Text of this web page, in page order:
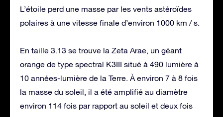
L’étoile perd une masse par les vents astéroïdes
polaires à une vitesse finale d’environ 1000 km / s.
En taille 3.13 se trouve la Zeta Arae, un géant
orange de type spectral K3III situé à 490 lumière à
10 années-lumière de la Terre. À environ 7 à 8 fois
la masse du soleil, il a été amplifié au diamètre
environ 114 fois par rapport au soleil et deux fois